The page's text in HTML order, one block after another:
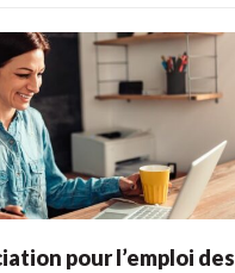
pour l’emploi des